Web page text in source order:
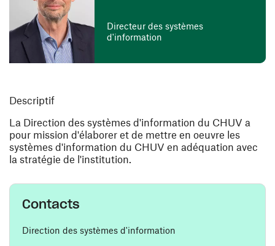
Directeur des systèmes
d'information
Descriptif
La Direction des systèmes d'information du CHUV a
pour mission d'élaborer et de mettre en oeuvre les
systèmes d'information du CHUV en adéquation avec
la stratégie de l'institution.
Contacts
Direction des systèmes d'information